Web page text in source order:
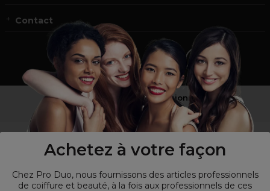
Achetez à votre façon
Chez Pro Duo, nous fournissons des articles professionnels
de coiffure et beauté, à la fois aux professionnels de ces
Contact
Vous n’êtes pas un professionnel ?
Visitez notre site pourles particuliers !